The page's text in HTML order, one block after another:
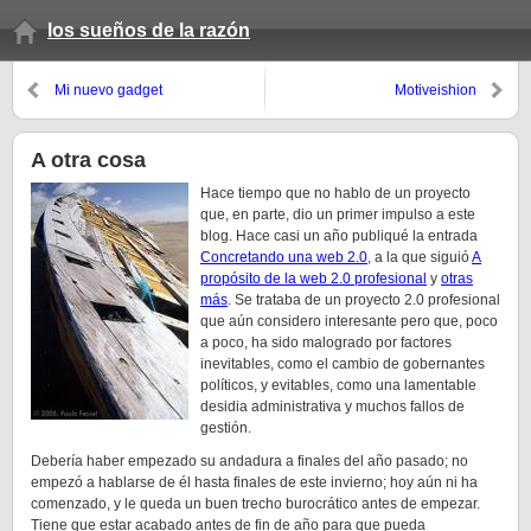
los sueños de la razón
Mi nuevo gadget Motiveishion
A otra cosa
Hace tiempo que no hablo de un proyecto
que, en parte, dio un primer impulso a este
blog. Hace casi un año publiqué la entrada
Concretando una web 2.0, a la que siguióA
propósito de la web 2.0 profesional y otras
más. Se trataba de un proyecto 2.0 profesional
que aún considero interesante pero que, poco
a poco, ha sido malogrado por factores
inevitables, como el cambio de gobernantes
políticos, y evitables, como una lamentable
desidia administrativa y muchos fallos de
gestión.
Debería haber empezado su andadura a finales del año pasado; no
empezó a hablarse de él hasta finales de este invierno; hoy aún ni ha
comenzado, y le queda un buen trecho burocrático antes de empezar.
Tiene que estar acabado antes de fin de año para que pueda